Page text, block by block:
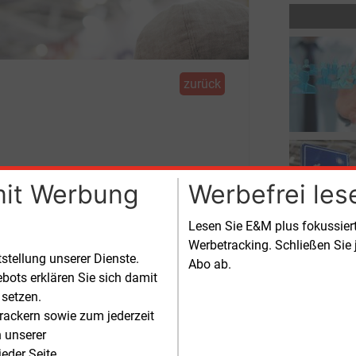
Werbung
unserer Dienste.
erklären Sie sich damit
sowie zum jederzeit
unserer
Werbefrei
Lesen Sie E&M plus
Werbetracking. Schließen
Abo ab.
zurück
aus
die Förderung von öffentlichen